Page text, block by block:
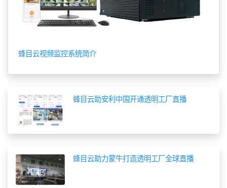
蜂目云视频监控系统简介
蜂目云助安利中国开通透明工厂直播
蜂目云助力蒙牛打造透明工厂全球直播